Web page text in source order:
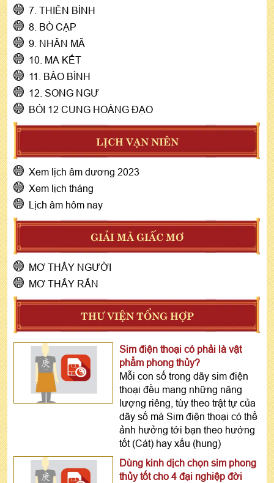
7. THIÊN BÌNH
8. BÒ CẠP
9. NHÂN MÃ
10. MA KẾT
11. BẢO BÌNH
12. SONG NGƯ
BÓI 12 CUNG HOÀNG ĐẠO
LỊCH VẠN NIÊN
Xem lịch âm dương 2023
Xem lịch tháng
Lịch âm hôm nay
GIẢI MÃ GIẤC MƠ
MƠ THẤY NGƯỜI
MƠ THẤY RẮN
THƯ VIỆN TỔNG HỢP
Sim điện thoại có phải là vật
phẩm phong thủy?
Mỗi con số trong dãy sim điện
thoại đều mang những năng
lượng riêng, tùy theo trật tự của
dãy số mà Sim điện thoại có thể
ảnh hưởng tới bạn theo hướng
tốt (Cát) hay xấu (hung)
Dùng kinh dịch chọn sim phong
thủy tốt cho 4 đại nghiệp đời